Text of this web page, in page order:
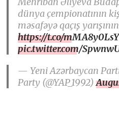
dünya çempionatının
məsafəyə qaçış
https://t.co/
pic.twitter.com/
— Yeni Azərbaycan
Party (@YAP_1992)